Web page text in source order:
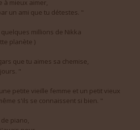
un ami que tu détestes. "
millions de Nikka
planète )
que tu aimes sa chemise,
"
petite vieille femme et un petit vieux
s'ils se connaissent si bien. "
piano,
peur.